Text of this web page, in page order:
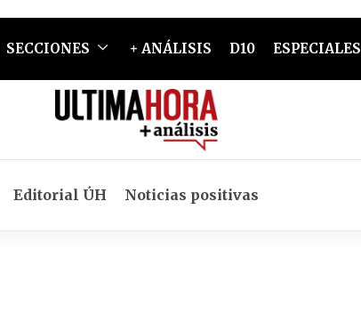
SECCIONES + ANÁLISIS D10 ESPECIALES
Editorial ÚH Noticias positivas